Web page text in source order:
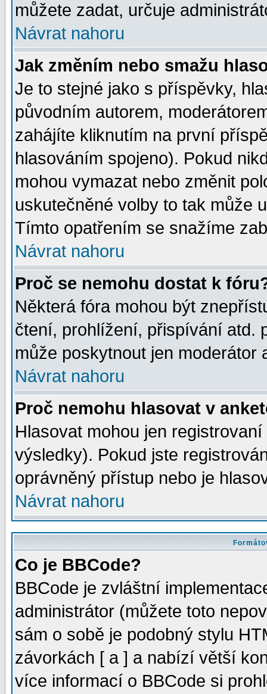
můžete zadat, určuje
Návrat nahoru
Jak změním nebo smažu
Je to stejné jako s příspěvky,
původním autorem,
zahájíte kliknutím na první
hlasováním spojeno). Pokud
mohou vymazat nebo změnit
uskutečněné volby to tak může
Tímto opatřením se snažíme
Návrat nahoru
Proč se nemohu dostat k
Některá fóra mohou být
čtení, prohlížení, přispívání atd.
může poskytnout jen moderátor
Návrat nahoru
Proč nemohu hlasovat v
Hlasovat mohou jen
výsledky). Pokud jste
oprávněný přístup nebo je
Návrat nahoru
Co je BBCode?
BBCode je zvláštní
administrátor (můžete toto
sám o sobě je podobný stylu
závorkách [ a ] a nabízí větší
více informací o BBCode si